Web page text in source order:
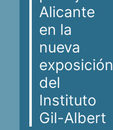
Alicante
en la
nueva
exposición
del
Instituto
Gil-Albert